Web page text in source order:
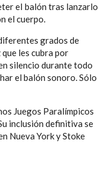
el balón tras lanzarlo
el cuerpo.
grados de
les cubra por
silencio durante todo
el balón sonoro. Sólo
Juegos Paralímpicos
inclusión definitiva se
Nueva York y Stoke